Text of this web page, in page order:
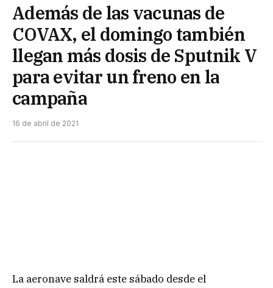
Además de las vacunas de
COVAX, el domingo también
llegan más dosis de Sputnik V
para evitar un freno en la
campaña
16 de abril de 2021
La aeronave saldrá este sábado desde el